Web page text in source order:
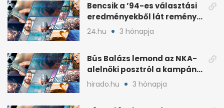
Bencsik a ’94-es választási
eredményekből lát reményt
a Fidesznek
24.hu 3 hónapja
Bús Balázs lemond az NKA-
alelnöki posztról a kampány
alatti támogatások után
hirado.hu 3 hónapja